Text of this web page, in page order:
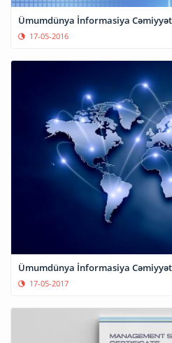
Ümumdünya İnformasiya
17-05-2016
Ümumdünya İnformasiya
17-05-2017